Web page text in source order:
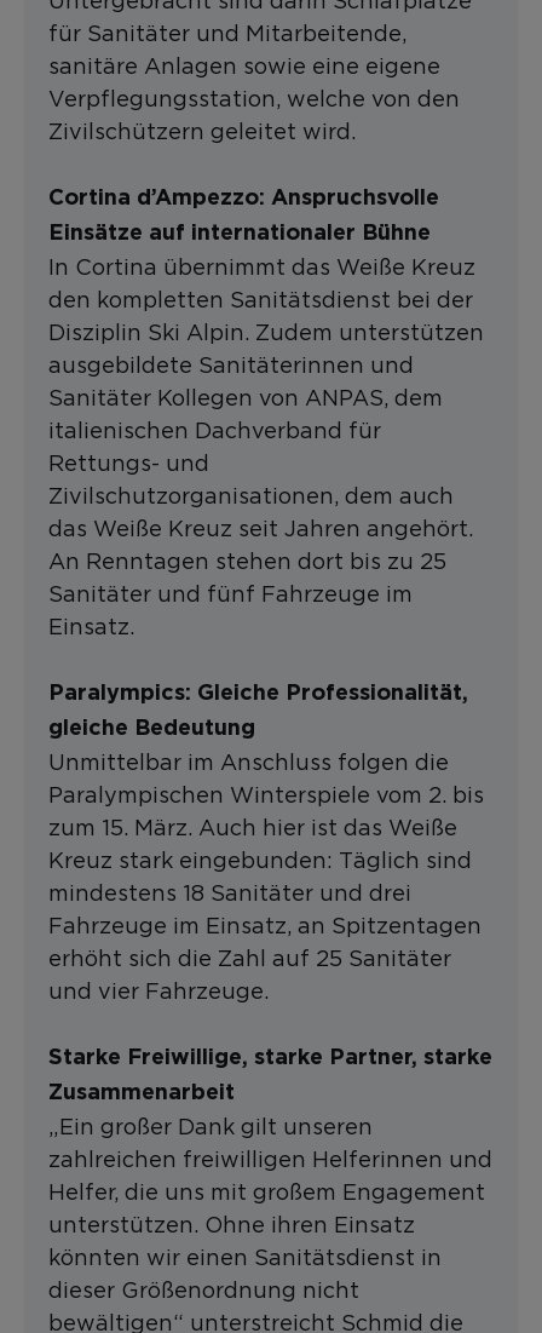
für Sanitäter und Mitarbeitende,
sanitäre Anlagen sowie eine eigene
Verpflegungsstation, welche von den
Zivilschützern geleitet wird.
Cortina d’Ampezzo: Anspruchsvolle
Einsätze auf internationaler Bühne
In Cortina übernimmt das Weiße Kreuz
den kompletten Sanitätsdienst bei der
Disziplin Ski Alpin. Zudem unterstützen
ausgebildete Sanitäterinnen und
Sanitäter Kollegen von ANPAS, dem
italienischen Dachverband für
Rettungs- und
Zivilschutzorganisationen, dem auch
das Weiße Kreuz seit Jahren angehört.
An Renntagen stehen dort bis zu 25
Sanitäter und fünf Fahrzeuge im
Einsatz.
Paralympics: Gleiche Professionalität,
gleiche Bedeutung
Unmittelbar im Anschluss folgen die
Paralympischen Winterspiele vom 2. bis
zum 15. März. Auch hier ist das Weiße
Kreuz stark eingebunden: Täglich sind
mindestens 18 Sanitäter und drei
Fahrzeuge im Einsatz, an Spitzentagen
erhöht sich die Zahl auf 25 Sanitäter
und vier Fahrzeuge.
Starke Freiwillige, starke Partner, starke
Zusammenarbeit
„Ein großer Dank gilt unseren
zahlreichen freiwilligen Helferinnen und
Helfer, die uns mit großem Engagement
unterstützen. Ohne ihren Einsatz
könnten wir einen Sanitätsdienst in
dieser Größenordnung nicht
bewältigen“ unterstreicht Schmid die